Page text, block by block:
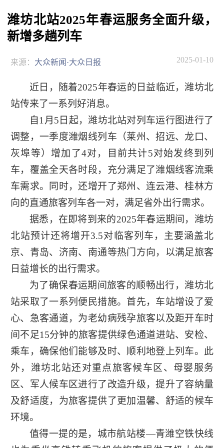
潍坊北站2025年春运服务全面升级，
新增多趟列车
来源： 大众新闻·大众日报 2025-01-10
近日，随着2025年春运的日益临近，潍坊北
站传来了一系列好消息。
自1月5日起，潍坊北站对列车运行图进行了
调整，一季度潍烟线列车（莱州、招远、龙口、
灰埠等）增加了4对，目前共计5对始发终到列
车，覆盖全天各时段，充分满足了潍烟线客流乘
车需求。同时，还增开了郑州、连云港、桂林方
向的直通旅客列车各一对，满足省外出行需求。
据悉，在即将到来的2025年春运期间，潍坊
北站预计还将增开3.5对临客列车，主要涵盖北
京、青岛、济南、南通等热门方向，以满足旅客
日益增长的出行需求。
为了确保春运期间旅客的顺畅出行，潍坊北
站采取了一系列便民措施。首先，车站增设了爱
心、急客通道，为老幼病残孕旅客以及距开车时
间不足15分钟的旅客提供绿色通道进站、安检、
乘车，确保他们能够及时、顺利地登上列车。此
外，潍坊北站还对重点旅客候车区、母婴服务
区、军人候车区进行了改造升级，提升了容纳量
及舒适度，为旅客提供了更加温馨、舒适的候车
环境。
值得一提的是，城市航站楼—青潍空铁快线